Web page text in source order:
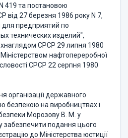
419 та постановою
від 27 березня 1986 року N 7,
предприятий по
технических изделий",
СРСР 29 липня 1980
нафтопереробної
СРСР 22 серпня 1980
організації державного
безпекою на виробництвах і
Морозову В. М. у
забезпечити подання цього
до Міністерства юстиції